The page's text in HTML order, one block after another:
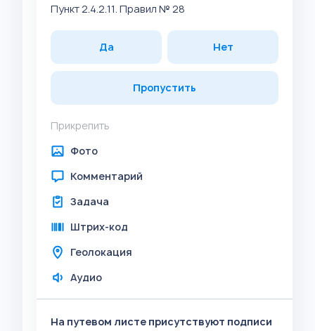
Пункт 2.4.2.11. Правил № 28
Да Нет
Пропустить
Прикрепить
Фото
Комментарий
Задача
Штрих-код
Геолокация
Аудио
На путевом листе присутствуют подписи